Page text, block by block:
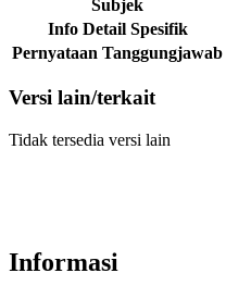
Subjek
Info Detail Spesifik
Pernyataan Tanggungjawab
Versi lain/terkait
Tidak tersedia versi lain
Informasi